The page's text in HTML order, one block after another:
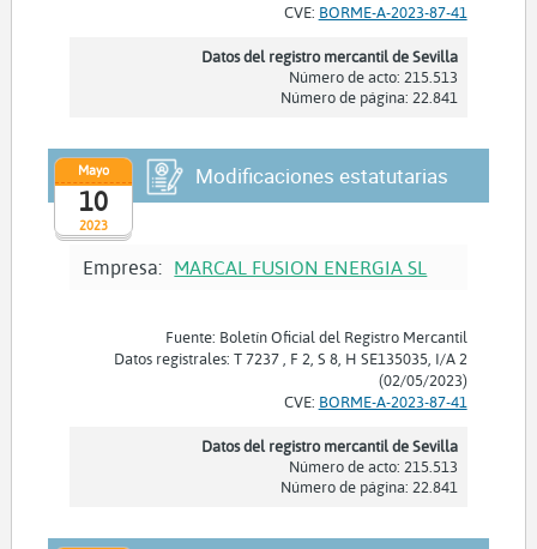
CVE: BORME-A-2023-87-41
Datos del registro mercantil de Sevilla
Número de acto: 215.513
Número de página: 22.841
2023
Mayo
10
Modificaciones estatutarias
Empresa: MARCAL FUSION ENERGIA SL
Fuente: Boletín Oficial del Registro Mercantil
Datos registrales: T 7237 , F 2, S 8, H SE135035, I/A 2
(02/05/2023)
CVE: BORME-A-2023-87-41
Datos del registro mercantil de Sevilla
Número de acto: 215.513
Número de página: 22.841